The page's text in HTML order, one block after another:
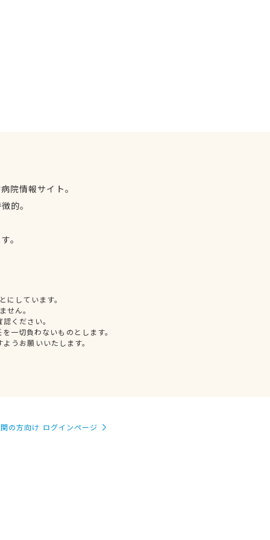
院情報サイト。
的。
。
しています。
せん。
ください。
一切負わないものとします。
うお願いいたします。
の方向け ログインページ